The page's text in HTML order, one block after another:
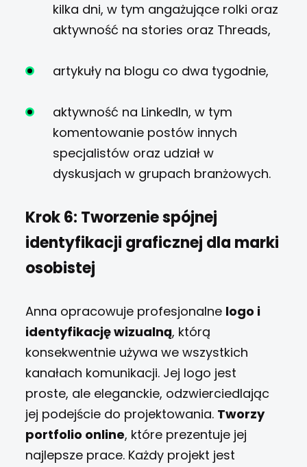
kilka dni, w tym angażujące rolki oraz
aktywność na stories oraz Threads,
artykuły na blogu co dwa tygodnie,
aktywność na LinkedIn, w tym
komentowanie postów innych
specjalistów oraz udział w
dyskusjach w grupach branżowych.
Krok 6: Tworzenie spójnej
identyfikacji graficznej dla marki
osobistej
Anna opracowuje profesjonalne logo i
identyfikację wizualną, którą
konsekwentnie używa we wszystkich
kanałach komunikacji. Jej logo jest
proste, ale eleganckie, odzwierciedlając
jej podejście do projektowania. Tworzy
portfolio online, które prezentuje jej
najlepsze prace. Każdy projekt jest